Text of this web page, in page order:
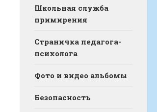
Школьная служба
примирения
Страничка педагога-
психолога
Фото и видео альбомы
Безопасность